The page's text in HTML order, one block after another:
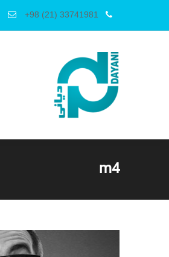
+98 (21) 33741981
m4